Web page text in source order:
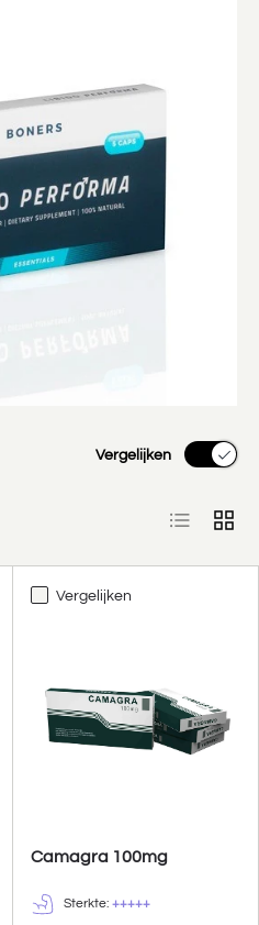
Vergelijken
Lijst
Vergelijken
Camagra 100mg
Sterkte: +++++